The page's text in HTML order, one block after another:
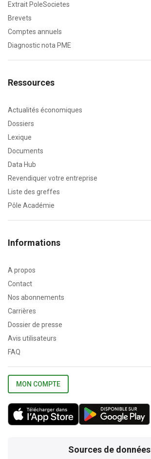
Extrait PoleSocietes
Brevets
Comptes annuels
Diagnostic nota PME
Ressources
Actualités économiques
Dossiers
Lexique
Documents
Data Hub
Revendiquer votre entreprise
Liste des greffes
Pôle Académie
Informations
A propos
Contact
Nos abonnements
Carrières
Dossier de presse
Avis utilisateurs
FAQ
MON COMPTE
Sources de données